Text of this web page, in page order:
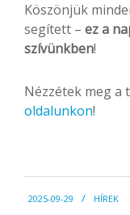
Köszönjük
segített – ez a
szívünkben!
Nézzétek meg a
oldalunkon!
09-
2025-09-29 HÍREK